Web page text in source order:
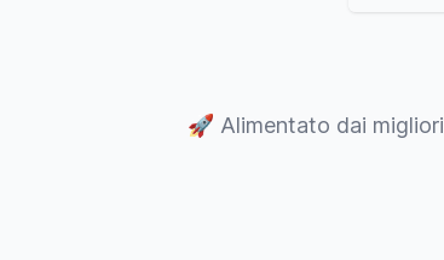
🚀 Alimentato dai